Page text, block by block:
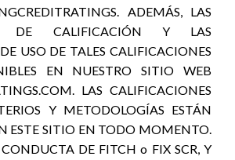
ADEMÁS, LAS
DE CALIFICACIÓN Y LAS
USO DE TALES CALIFICACIONES
EN NUESTRO SITIO WEB
LAS CALIFICACIONES
Y METODOLOGÍAS ESTÁN
ESTE SITIO EN TODO MOMENTO.
DE FITCH o FIX SCR, Y